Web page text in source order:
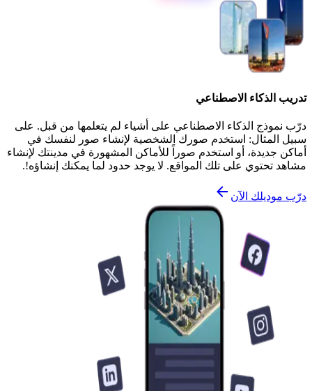
تدريب الذكاء الاصطناعي
درّب نموذج الذكاء الاصطناعي على أشياء لم يتعلمها من قبل. على
سبيل المثال: استخدم صورك الشخصية لإنشاء صور لنفسك في
أماكن جديدة، أو استخدم صوراً للأماكن المشهورة في مدينتك لإنشاء
مشاهد تحتوي على تلك المواقع. لا يوجد حدود لما يمكنك إنشاؤه!.
درّب موديلك الآن